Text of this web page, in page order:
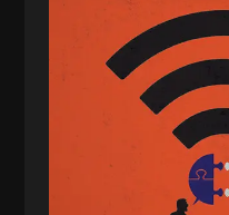
امان‌پور، سروش کرمیان،
فکرانه، فائزه فتحی